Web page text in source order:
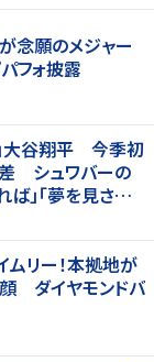
念願のメジャー
フォ披露
」大谷翔平 今季初
差 シュワバーの
ば」「夢を見させ
リー！本拠地が
ダイヤモンドバ